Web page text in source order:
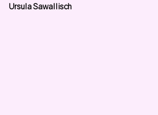
Ursula Sawallisch